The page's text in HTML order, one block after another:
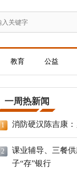
教育 公益
一周热新闻
1 消防硬汉陈吉康
2
课业辅导、三餐
子“存”银行